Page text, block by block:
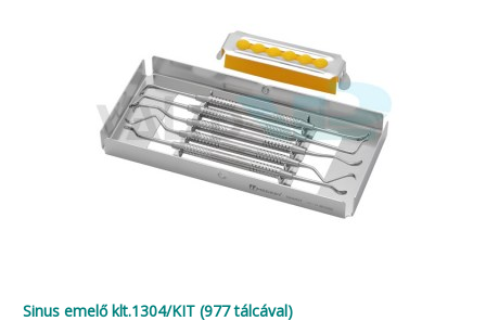
Sinus emelő klt.1304/KIT (977 tálcával)